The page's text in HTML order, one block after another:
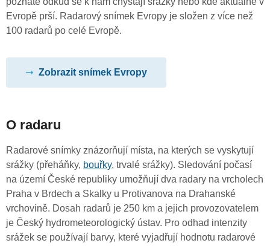
Evropě prší. Radarový snímek Evropy je složen z více než
100 radarů po celé Evropě.
Zobrazit snímek Evropy
O radaru
Radarové snímky znázorňují místa, na kterých se vyskytují
srážky (přeháňky, bouřky, trvalé srážky). Sledování počasí
na území České republiky umožňují dva radary na vrcholech
Praha v Brdech a Skalky u Protivanova na Drahanské
vrchovině. Dosah radarů je 250 km a jejich provozovatelem
je Český hydrometeorologický ústav. Pro odhad intenzity
srážek se používají barvy, které vyjadřují hodnotu radarové